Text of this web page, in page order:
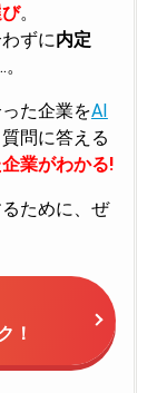
。
ずに内定
た企業をAI
問に答える
業がわかる!
ために、ぜ
！